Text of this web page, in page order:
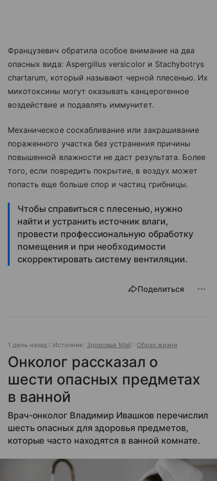
Французевич обратила особое внимание на два
опасных вида: Aspergillus versicolor и Stachybotrys
chartarum, который называют черной плесенью. Их
микотоксины могут оказывать канцерогенное
воздействие и подавлять иммунитет.
Механическое соскабливание или закрашивание
пораженного участка без устранения причины
повышенной влажности не даст результата. Более
того, если повредить покрытие, в воздух может
попасть еще больше спор и частиц грибницы.
Чтобы справиться с плесенью, нужно
найти и устранить источник влаги,
провести профессиональную обработку
помещения и при необходимости
скорректировать систему вентиляции.
Поделиться
1 день назад Источник: Здоровье Mail Образ жизни
Онколог рассказал о
шести опасных предметах
в ванной
Врач-онколог Владимир Ивашков перечислил
шесть опасных для здоровья предметов,
которые часто находятся в ванной комнате.